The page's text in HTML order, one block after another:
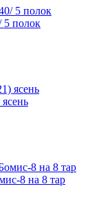
5 полок
8 на 8 тар